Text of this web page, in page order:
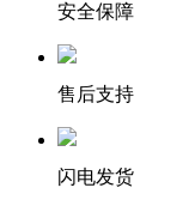
安全保障
售后支持
闪电发货